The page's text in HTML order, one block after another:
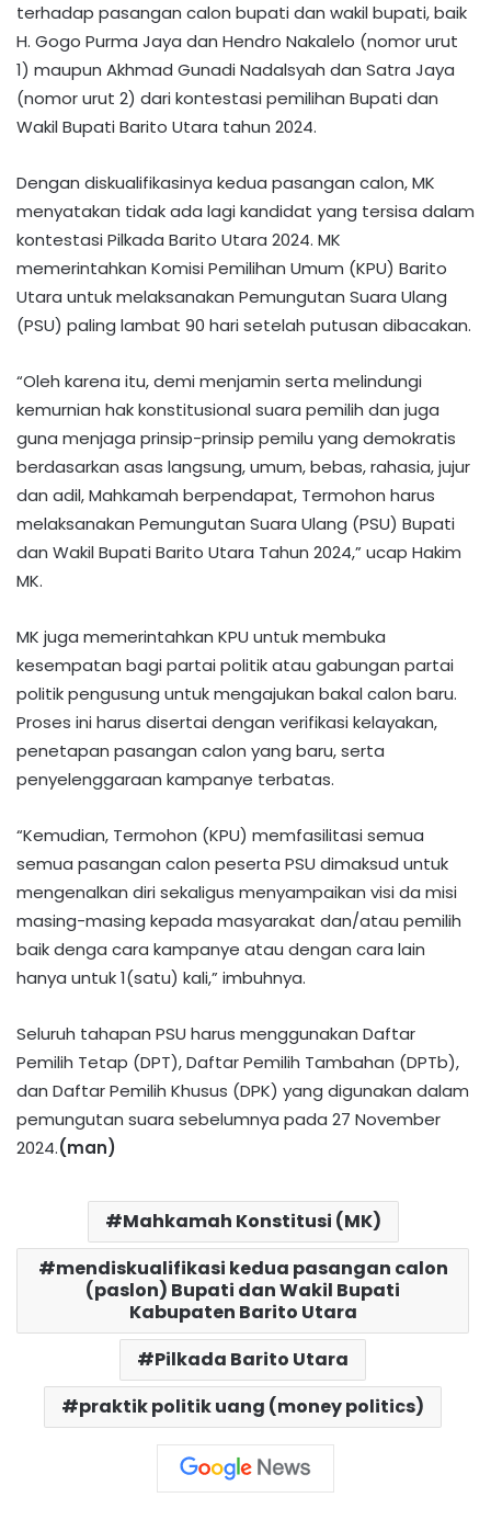
terhadap pasangan calon bupati dan wakil bupati, baik
H. Gogo Purma Jaya dan Hendro Nakalelo (nomor urut
1) maupun Akhmad Gunadi Nadalsyah dan Satra Jaya
(nomor urut 2) dari kontestasi pemilihan Bupati dan
Wakil Bupati Barito Utara tahun 2024.
Dengan diskualifikasinya kedua pasangan calon, MK
menyatakan tidak ada lagi kandidat yang tersisa dalam
kontestasi Pilkada Barito Utara 2024. MK
memerintahkan Komisi Pemilihan Umum (KPU) Barito
Utara untuk melaksanakan Pemungutan Suara Ulang
(PSU) paling lambat 90 hari setelah putusan dibacakan.
“Oleh karena itu, demi menjamin serta melindungi
kemurnian hak konstitusional suara pemilih dan juga
guna menjaga prinsip-prinsip pemilu yang demokratis
berdasarkan asas langsung, umum, bebas, rahasia, jujur
dan adil, Mahkamah berpendapat, Termohon harus
melaksanakan Pemungutan Suara Ulang (PSU) Bupati
dan Wakil Bupati Barito Utara Tahun 2024,” ucap Hakim
MK.
MK juga memerintahkan KPU untuk membuka
kesempatan bagi partai politik atau gabungan partai
politik pengusung untuk mengajukan bakal calon baru.
Proses ini harus disertai dengan verifikasi kelayakan,
penetapan pasangan calon yang baru, serta
penyelenggaraan kampanye terbatas.
“Kemudian, Termohon (KPU) memfasilitasi semua
semua pasangan calon peserta PSU dimaksud untuk
mengenalkan diri sekaligus menyampaikan visi da misi
masing-masing kepada masyarakat dan/atau pemilih
baik denga cara kampanye atau dengan cara lain
hanya untuk 1(satu) kali,” imbuhnya.
Seluruh tahapan PSU harus menggunakan Daftar
Pemilih Tetap (DPT), Daftar Pemilih Tambahan (DPTb),
dan Daftar Pemilih Khusus (DPK) yang digunakan dalam
pemungutan suara sebelumnya pada 27 November
2024.(man)
Mahkamah Konstitusi (MK)
mendiskualifikasi kedua pasangan calon
(paslon) Bupati dan Wakil Bupati
Kabupaten Barito Utara
Pilkada Barito Utara
praktik politik uang (money politics)